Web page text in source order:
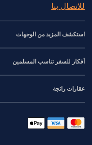
للاتصال بنا
استكشف المزيد من الوجهات
أفكار للسفر تناسب المسلمين
عقارات رائجة